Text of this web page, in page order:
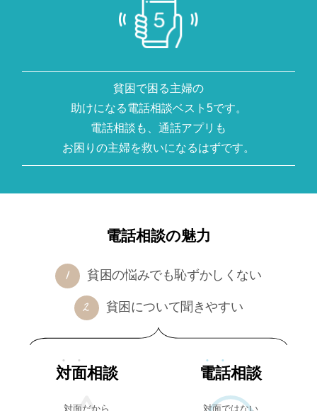
貧困で困る主婦の
助けになる電話相談ベスト5です。
電話相談も、通話アプリも
お困りの主婦を救いになるはずです。
電話相談の魅力
貧困の悩みでも恥ずかしくない
貧困について聞きやすい
対面相談
対面だから
電話相談
対面ではない